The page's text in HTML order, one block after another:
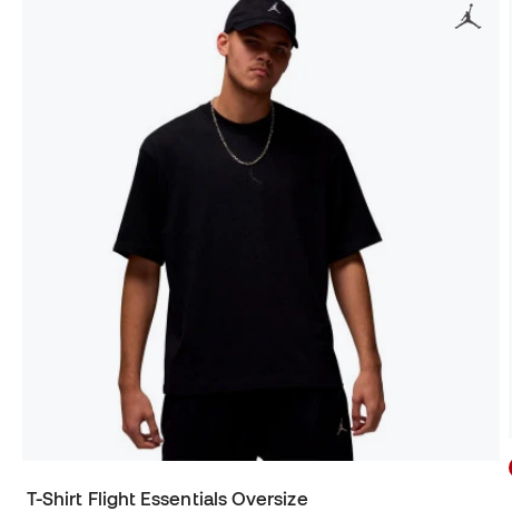
T-Shirt Flight Essentials Oversize